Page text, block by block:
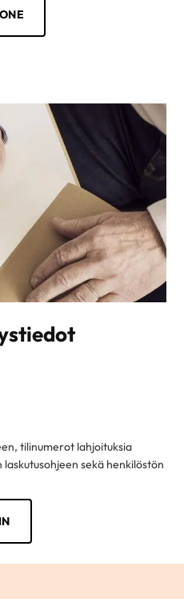
tilinumerot lahjoituksia
sekä henkilöstön